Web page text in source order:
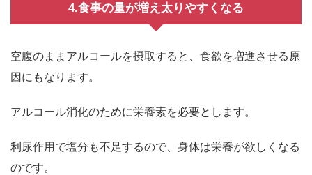
4.食事の量が増え太りやすくなる
空腹のままアルコールを摂取すると、食欲を増進させる原
因にもなります。
アルコール消化のために栄養素を必要とします。
利尿作用で塩分も不足するので、身体は栄養が欲しくなる
のです。